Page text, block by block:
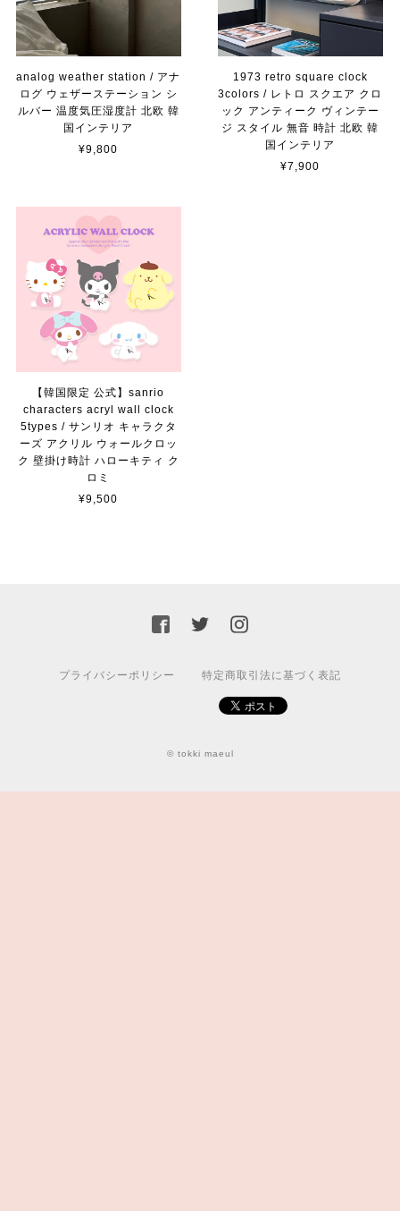
analog weather station / アナ
ログ ウェザーステーション シ
ルバー 温度気圧湿度計 北欧 韓
国インテリア
¥9,800
1973 retro square clock
3colors / レトロ スクエア クロ
ック アンティーク ヴィンテー
ジ スタイル 無音 時計 北欧 韓
国インテリア
¥7,900
【韓国限定 公式】sanrio
characters acryl wall clock
5types / サンリオ キャラクタ
ーズ アクリル ウォールクロッ
ク 壁掛け時計 ハローキティ ク
ロミ
¥9,500
プライバシーポリシー 特定商取引法に基づく表記
© tokki maeul